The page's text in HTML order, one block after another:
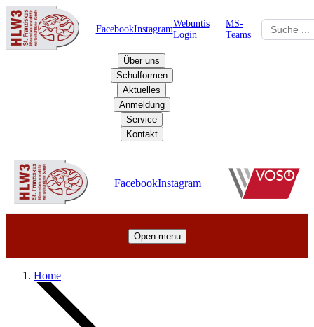
FacebookInstagram
Webuntis
Login
MS-
Teams
Über uns
Schulformen
Aktuelles
Anmeldung
Service
Kontakt
FacebookInstagram
Open menu
Home